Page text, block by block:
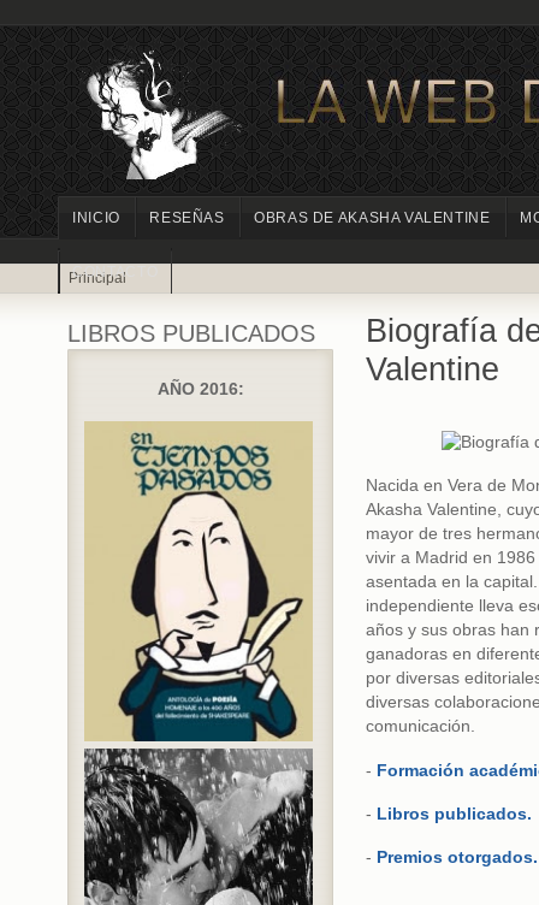
INICIO RESEÑAS OBRAS DE AKASHA VALENTINE
CONTACTO
Principal
LIBROS PUBLICADOS
AÑO 2016:
Biografía
Valentine
Nacida en Vera de
Akasha Valentine,
mayor de tres
vivir a Madrid en
asentada en la
independiente lleva
años y sus obras han
ganadoras en
por diversas
diversas
comunicación.
- Formación
- Libros publicados.
- Premios otorgados.